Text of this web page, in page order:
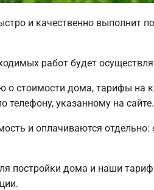
и качественно выполнит
работ будет
стоимости дома, тарифы на
телефону, указанному на сайте.
и оплачиваются отдельно:
постройки дома и наши